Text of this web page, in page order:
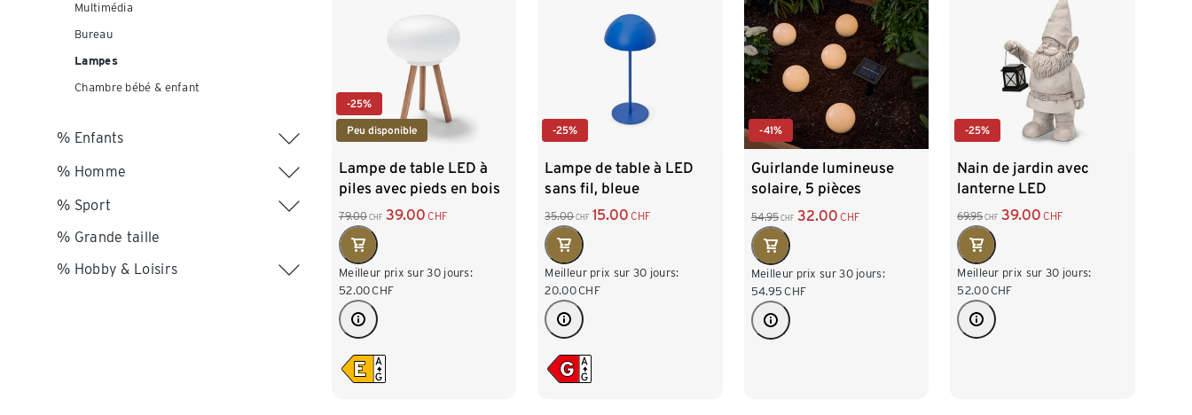
Multimédia
Bureau
Lampes
Chambre bébé & enfant
% Enfants
% Homme
% Sport
% Grande taille
% Hobby & Loisirs
-25%
Peu disponible
Lampe de table LED à
piles avec pieds en bois
massif
79.00 CHF 39.00 CHF
Meilleur prix sur 30 jours:
52.00CHF
-25%
Lampe de table à LED
sans fil, bleue
35.00 CHF 15.00 CHF
Meilleur prix sur 30 jours:
20.00CHF
-41%
Guirlande lumineuse
solaire, 5 pièces
54.95 CHF 32.00 CHF
Meilleur prix sur 30 jours:
54.95 CHF
-25%
Nain de jardin avec
lanterne LED
69.95 CHF 39.00 CHF
Meilleur prix sur 30 jours:
52.00CHF